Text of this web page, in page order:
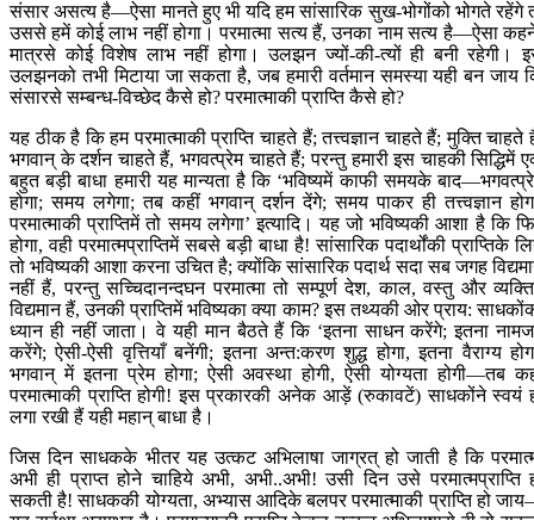
संसार असत्य है—ऐसा मानते हुए भी यदि हम सांसारिक सुख-भोगोंको भोगते रहेंगे
उससे हमें कोई लाभ नहीं होगा। परमात्मा सत्य हैं, उनका नाम सत्य है—ऐसा
मात्रसे कोई विशेष लाभ नहीं होगा। उलझन ज्यों-की-त्यों ही बनी रहेगी।
उलझनको तभी मिटाया जा सकता है, जब हमारी वर्तमान समस्या यही बन जाय
संसारसे सम्बन्ध-विच्छेद कैसे हो? परमात्माकी प्राप्ति कैसे हो?
यह ठीक है कि हम परमात्माकी प्राप्ति चाहते हैं; तत्त्वज्ञान चाहते हैं; मुक्ति चाहते
भगवान् के दर्शन चाहते हैं, भगवत्प्रेम चाहते हैं; परन्तु हमारी इस चाहकी सिद्धिमें
बहुत बड़ी बाधा हमारी यह मान्यता है कि ‘भविष्यमें काफी समयके
होगा; समय लगेगा; तब कहीं भगवान् दर्शन देंगे; समय पाकर ही तत्त्वज्ञान
परमात्माकी प्राप्तिमें तो समय लगेगा’ इत्यादि। यह जो भविष्यकी आशा है कि
होगा, वही परमात्मप्राप्तिमें सबसे बड़ी बाधा है! सांसारिक पदार्थोंकी प्राप्तिके
तो भविष्यकी आशा करना उचित है; क्योंकि सांसारिक पदार्थ सदा सब जगह
नहीं हैं, परन्तु सच्चिदानन्दघन परमात्मा तो सम्पूर्ण देश, काल, वस्तु और
विद्यमान हैं, उनकी प्राप्तिमें भविष्यका क्या काम? इस तथ्यकी ओर प्राय:
ध्यान ही नहीं जाता। वे यही मान बैठते हैं कि ‘इतना साधन करेंगे; इतना
करेंगे; ऐसी-ऐसी वृत्तियाँ बनेंगी; इतना अन्त:करण शुद्ध होगा, इतना वैराग्य
भगवान् में इतना प्रेम होगा; ऐसी अवस्था होगी, ऐसी योग्यता होगी—तब
परमात्माकी प्राप्ति होगी! इस प्रकारकी अनेक आड़ें (रुकावटें) साधकोंने स्वयं
लगा रखी हैं यही महान् बाधा है।
जिस दिन साधकके भीतर यह उत्कट अभिलाषा जाग्रत् हो जाती है कि
अभी ही प्राप्त होने चाहिये अभी, अभी..अभी! उसी दिन उसे परमात्मप्राप्ति
सकती है! साधककी योग्यता, अभ्यास आदिके बलपर परमात्माकी प्राप्ति हो